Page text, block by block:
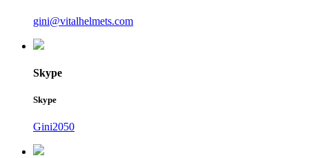
gini@vitalhelmets.com
Skype
Skype
Gini2050